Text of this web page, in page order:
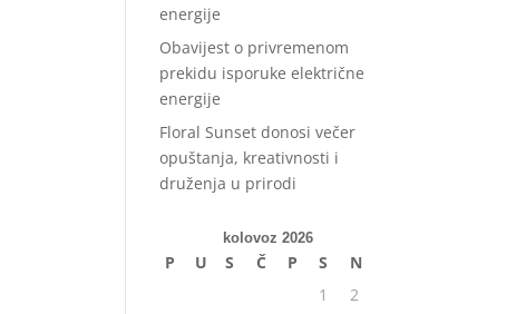
energije
Obavijest o privremenom
prekidu isporuke električne
energije
Floral Sunset donosi večer
opuštanja, kreativnosti i
druženja u prirodi
kolovoz 2026
P U S Č P S
N
1
2